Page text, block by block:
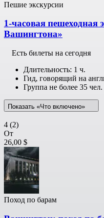
Пешие экскурсии
1-часовая пешеходная
Вашингтона»
Есть билеты на сегодня
Длительность: 1 ч.
Гид, говорящий на
Группа не более 35 чел.
Показать «Что включено»
4 (2)
От
26,00 $
Поход по барам